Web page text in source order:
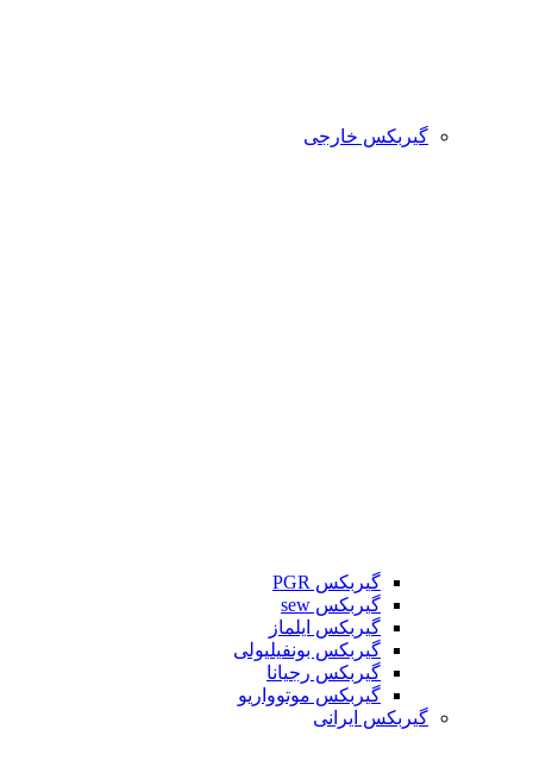
گیربکس خارجی
گیربکس PGR
گیربکس sew
گیربکس ایلماز
گیربکس بونفیلیولی
گیربکس رجیانا
گیربکس موتوواریو
گیربکس ایرانی